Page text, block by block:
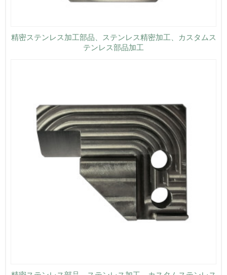
精密ステンレス加工部品、ステンレス精密加工、カスタムス
テンレス部品加工